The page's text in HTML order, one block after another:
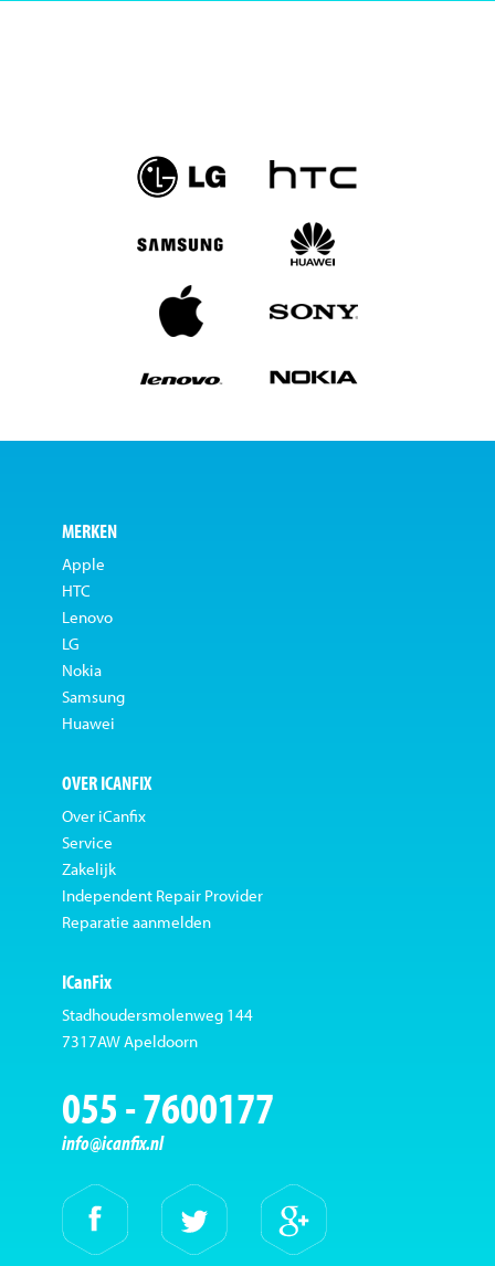
MERKEN
Apple
HTC
Lenovo
LG
Nokia
Samsung
Huawei
OVER ICANFIX
Over iCanfix
Service
Zakelijk
Independent Repair Provider
Reparatie aanmelden
ICanFix
Stadhoudersmolenweg 144
7317AW Apeldoorn
055 - 7600177
info@icanfix.nl